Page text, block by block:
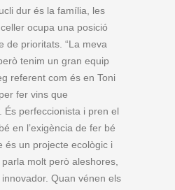
dur és la família, les
ocupa una posició
de prioritats. “La meva
tenim un gran equip
referent com és en Toni
fer vins que
És perfeccionista i pren el
en l’exigència de fer bé
és un projecte ecològic i
molt però aleshores,
Quan vénen els